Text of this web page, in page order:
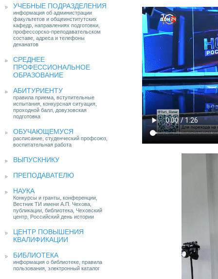
УЧЕБНЫЕ ПОДРАЗДЕЛЕНИЯ
информация об администрации
факультетов и общеинститутских
кафедр, направлениях подготовки,
профессорско-преподавательском
составе, адреса и телефоны
деканатов
СРЕДНЕЕ
ПРОФЕССИОНАЛЬНОЕ
ОБРАЗОВАНИЕ
АБИТУРИЕНТУ
правила приема, вступительные
испытания, конкурсная ситуация,
проходной балл, довузовская
подготовка
ОБУЧАЮЩЕМУСЯ
расписание, студенческий профсоюз,
воспитательная работа
ВЫПУСКНИКУ
ПРЕПОДАВАТЕЛЮ
НАУКА
Конкурсы и гранты, конференции,
Вестник ТИ имени А.П. Чехова,
публикации, библиотека, Чеховский
центр, Российский день истории
ЦЕНТР ПОВЫШЕНИЯ
КВАЛИФИКАЦИИ
БИБЛИОТЕКА
информация о библиотеке, правила
пользования, электронный каталог